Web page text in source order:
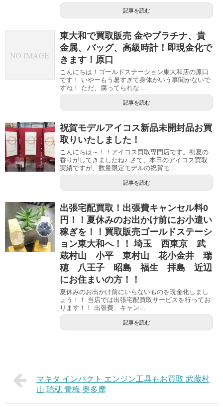
記事を読む
東大和で買取販売 金やプラチナ、貴
金属、バッグ、高級時計！即現金化で
きます！原口
こんにちは！ゴールドステーション東大和店の原口
です！ いやーもう暑すぎて身体がいう事聞かないで
すね！ ただ、腐ってられな...
記事を読む
祝賀モデルアイコス新品未開封品お買
取りいたしました！
こんにちは～！！アイコス買取専門店です。初夏の
香りがしてきましたね♪ さて、本日のアイコス買取
実績ですが、数量限定モデルの祝賀モ...
記事を読む
出張宅配買取！出張費キャンセル料0
円！！夏休みのお出かけ前にお小遣い
稼ぎを！！買取販売ゴールドステーシ
ョン東大和へ！！ 埼玉 西東京 武
蔵村山 小平 東村山 花小金井 瑞
穂 八王子 昭島 福生 拝島 近辺
にお住まいの方！！
夏休みのお出かけ前にいらないものを現金化しまし
ょう！！ 当店では出張宅配買取サービスを行ってお
ります！！ 出張費、キャン...
記事を読む
マキタ インパクト エンジン工具もお買取 武蔵村
山 瑞穂 青梅 奥多摩